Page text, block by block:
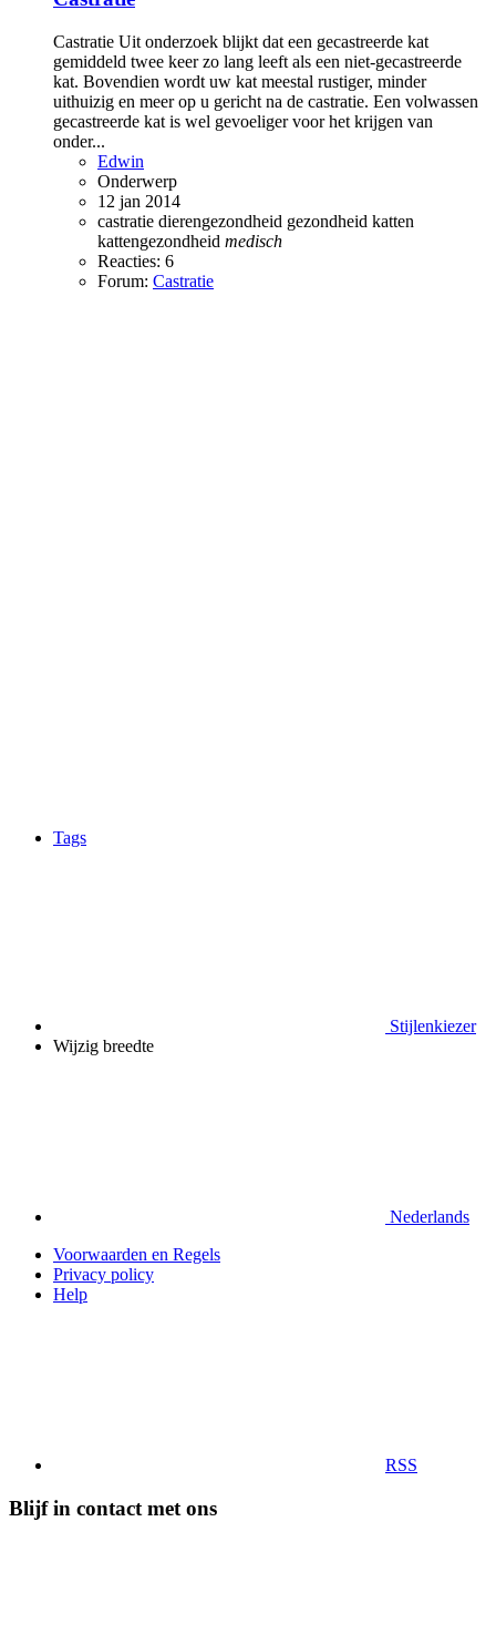
Castratie Uit onderzoek blijkt dat een gecastreerde kat
gemiddeld twee keer zo lang leeft als een niet-gecastreerde
kat. Bovendien wordt uw kat meestal rustiger, minder
uithuizig en meer op u gericht na de castratie. Een volwassen
gecastreerde kat is wel gevoeliger voor het krijgen van
onder...
Edwin
Onderwerp
12 jan 2014
castratie dierengezondheid gezondheid katten
kattengezondheid medisch
Reacties: 6
Forum: Castratie
Tags
Stijlenkiezer
Wijzig breedte
Nederlands
Voorwaarden en Regels
Privacy policy
Help
RSS
Blijf in contact met ons